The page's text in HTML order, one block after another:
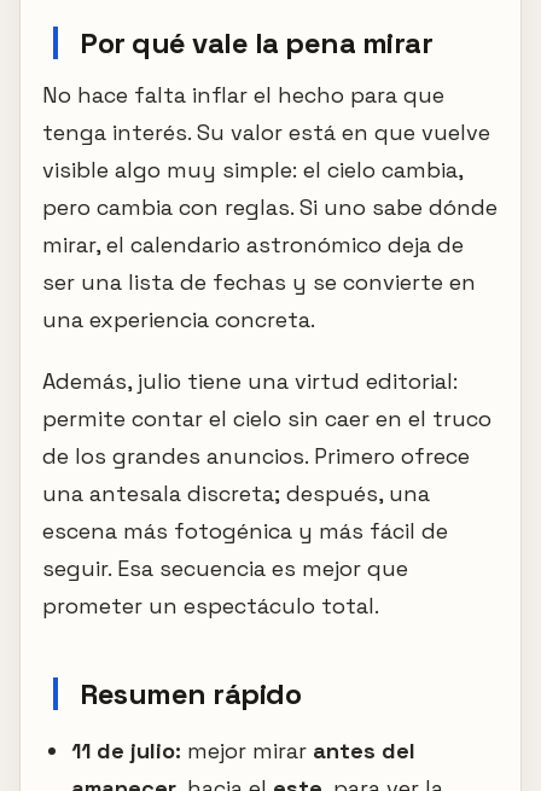
Por qué vale la pena mirar
No hace falta inflar el hecho para que
tenga interés. Su valor está en que vuelve
visible algo muy simple: el cielo cambia,
pero cambia con reglas. Si uno sabe dónde
mirar, el calendario astronómico deja de
ser una lista de fechas y se convierte en
una experiencia concreta.
Además, julio tiene una virtud editorial:
permite contar el cielo sin caer en el truco
de los grandes anuncios. Primero ofrece
una antesala discreta; después, una
escena más fotogénica y más fácil de
seguir. Esa secuencia es mejor que
prometer un espectáculo total.
Resumen rápido
11 de julio: mejor mirar antes del